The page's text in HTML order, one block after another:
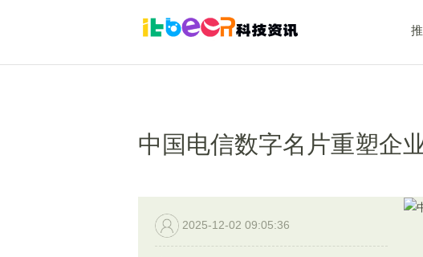
中国电信数字名片重塑企
2025-12-02 09:05:36